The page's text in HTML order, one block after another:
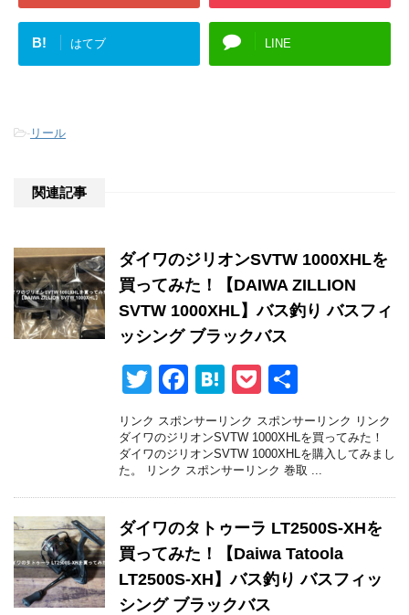
B! はてブ LINE
- リール
関連記事
ダイワのジリオンSVTW 1000XHLを
買ってみた！【DAIWA ZILLION
SVTW 1000XHL】バス釣り バスフィ
ッシング ブラックバス
T
wi
tt
er
F
a
c
e
b
o
o
k
H
at
e
n
a
P
o
ck
et
有
リンク スポンサーリンク スポンサーリンク リンク
ダイワのジリオンSVTW 1000XHLを買ってみた！
ダイワのジリオンSVTW 1000XHLを購入してみまし
た。 リンク スポンサーリンク 巻取 ...
ダイワのタトゥーラ LT2500S-XHを
買ってみた！【Daiwa Tatoola
LT2500S-XH】バス釣り バスフィッ
シング ブラックバス